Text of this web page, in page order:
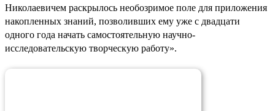
Николаевичем раскрылось необозримое поле для приложения
накопленных знаний, позволивших ему уже с двадцати
одного года начать самостоятельную научно-
исследовательскую творческую работу».